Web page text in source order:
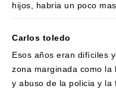
hijos, habria un poco
Carlos toledo
Esos años eran difíciles
zona marginada como la
y abuso de la policia y la